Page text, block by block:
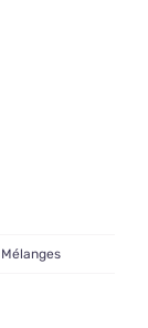
Mélanges